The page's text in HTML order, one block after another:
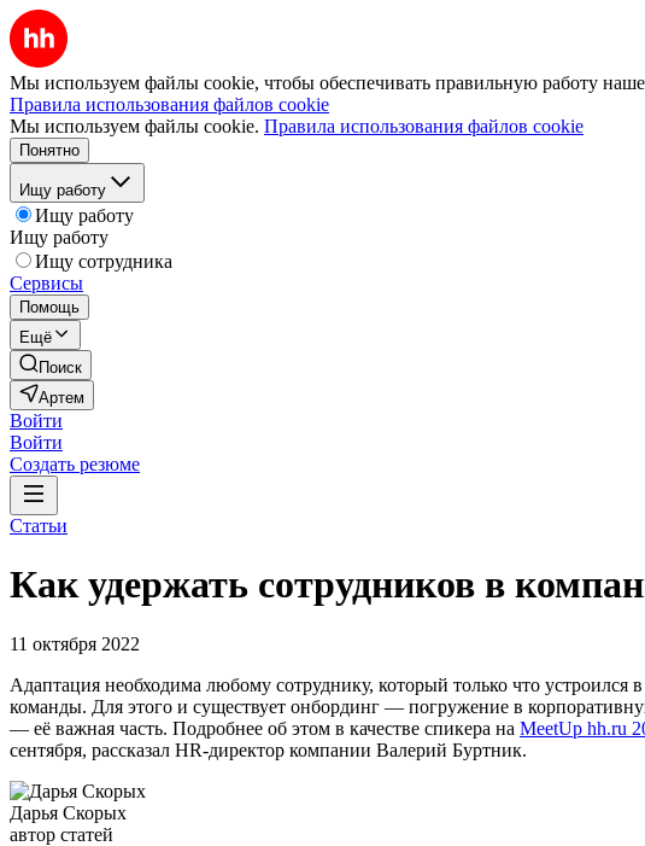
Мы используем файлы cookie, чтобы обеспечивать правильную работу
Правила использования файлов cookie
Мы используем файлы cookie. Правила использования файлов cookie
Понятно
Ищу работу
Ищу работу
Ищу работу
Ищу сотрудника
Сервисы
Помощь
Ещё
Поиск
Артем
Войти
Войти
Создать резюме
Статьи
Как удержать сотрудников в
11 октября 2022
Адаптация необходима любому сотруднику, который только что
команды. Для этого и существует онбординг — погружение в
— её важная часть. Подробнее об этом в качестве спикера на MeetUp hh.ru
сентября, рассказал HR-директор компании Валерий Буртник.
Дарья Скорых
автор статей